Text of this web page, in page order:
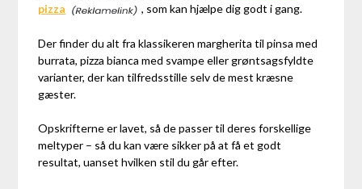
pizza
, som kan hjælpe dig godt i gang.
Der finder du alt fra klassikeren margherita til pinsa med
burrata, pizza bianca med svampe eller grøntsagsfyldte
varianter, der kan tilfredsstille selv de mest kræsne
gæster.
Opskrifterne er lavet, så de passer til deres forskellige
meltyper – så du kan være sikker på at få et godt
resultat, uanset hvilken stil du går efter.